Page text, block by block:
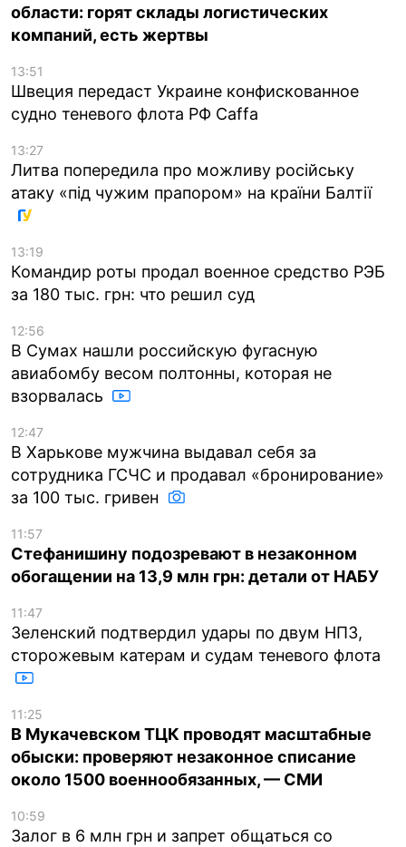
области: горят склады логистических
компаний, есть жертвы
13:51
Швеция передаст Украине конфискованное
судно теневого флота РФ Caffa
13:27
Литва попередила про можливу російську
атаку «під чужим прапором» на країни Балтії
13:19
Командир роты продал военное средство РЭБ
за 180 тыс. грн: что решил суд
12:56
В Сумах нашли российскую фугасную
авиабомбу весом полтонны, которая не
взорвалась
12:47
В Харькове мужчина выдавал себя за
сотрудника ГСЧС и продавал «бронирование»
за 100 тыс. гривен
11:57
Стефанишину подозревают в незаконном
обогащении на 13,9 млн грн: детали от НАБУ
11:47
Зеленский подтвердил удары по двум НПЗ,
сторожевым катерам и судам теневого флота
11:25
В Мукачевском ТЦК проводят масштабные
обыски: проверяют незаконное списание
около 1500 военнообязанных, — СМИ
10:59
Залог в 6 млн грн и запрет общаться со